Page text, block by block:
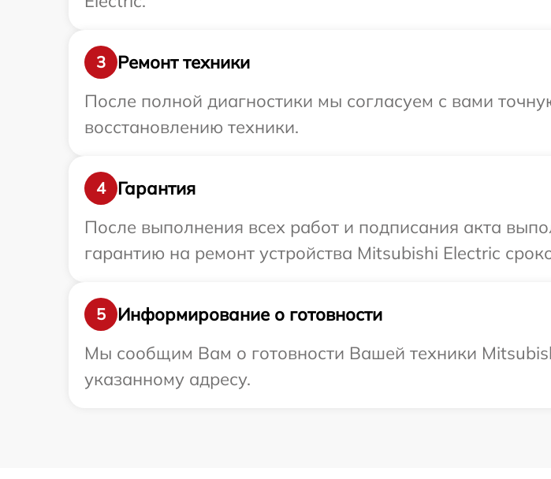
3
Ремонт техники
После полной диагностики мы согласуем с вами
восстановлению техники.
4
Гарантия
После выполнения всех работ и подписания акта
гарантию на ремонт устройства Mitsubishi Electric
5
Информирование о готовности
Мы сообщим Вам о готовности Вашей техники
указанному адресу.